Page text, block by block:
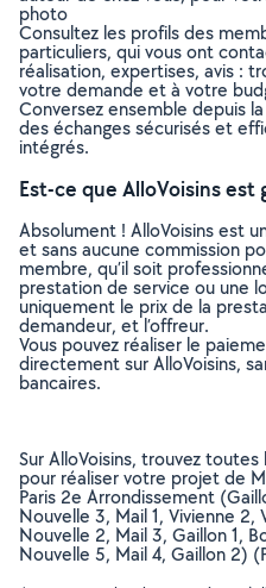
photo
Consultez les profils des
particuliers, qui vous ont
réalisation, expertises, avis :
votre demande et à votre
Conversez ensemble depuis
des échanges sécurisés et
intégrés.
Est-ce que AlloVoisins est
Absolument ! AlloVoisins est
et sans aucune commission
membre, qu’il soit
prestation de service ou une
uniquement le prix de la
demandeur, et l’offreur.
Vous pouvez réaliser le
directement sur AlloVoisins,
bancaires.
Sur AlloVoisins, trouvez
pour réaliser votre projet de
Paris 2e Arrondissement
Nouvelle 3, Mail 1, Vivienne 2,
Nouvelle 2, Mail 3, Gaillon 1,
Nouvelle 5, Mail 4, Gaillon 2)